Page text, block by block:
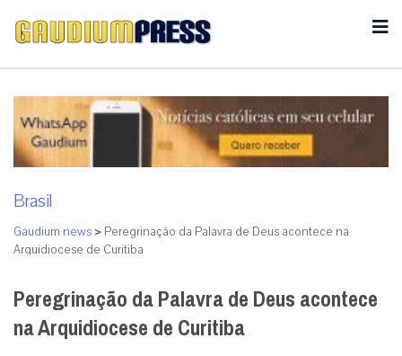
Brasil
Gaudium news > Peregrinação da Palavra de Deus acontece na
Arquidiocese de Curitiba
Peregrinação da Palavra de Deus acontece
na Arquidiocese de Curitiba